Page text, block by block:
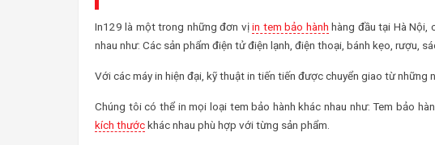
In129 là một trong những đơn vịin tem bảo hành hàng đầu tại Hà Nội,
nhau như: Các sản phẩm điện tử điện lạnh, điện thoại, bánh kẹo, rượu,
Với các máy in hiện đại, kỹ thuật in tiến tiến được chuyển giao từ những
Chúng tôi có thể in mọi loại tem bảo hành khác nhau như: Tem bảo
kích thướckhác nhau phù hợp với từng sản phẩm.